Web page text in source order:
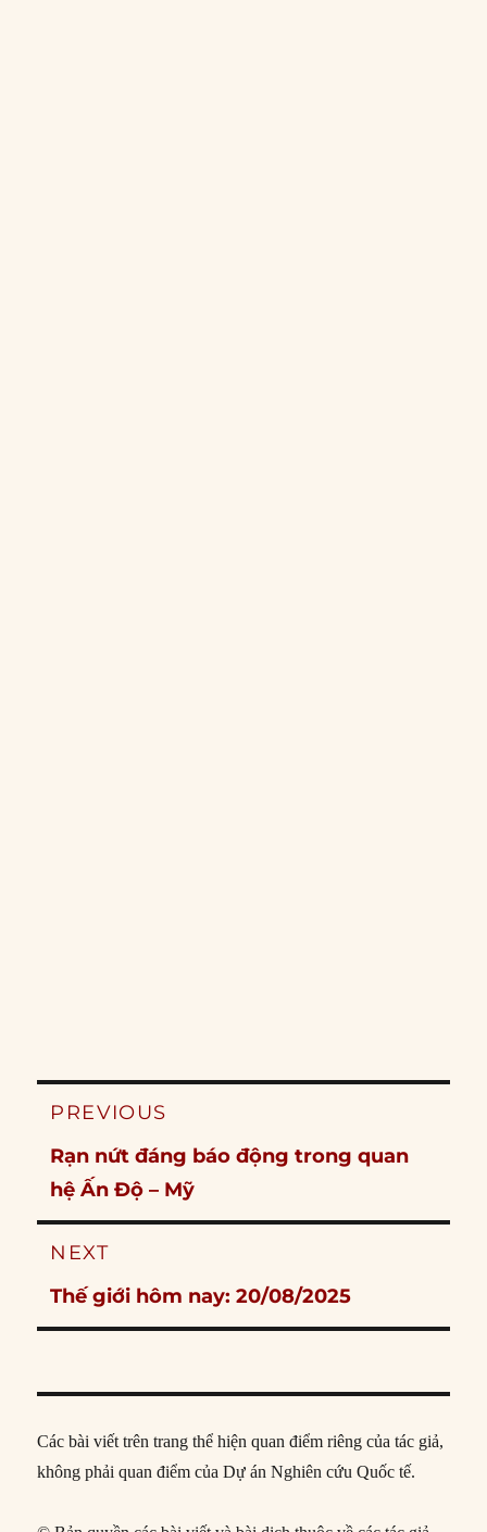
Post
PREVIOUS
Previous
post:
Rạn nứt đáng báo động trong quan
hệ Ấn Độ – Mỹ
NEXT
Next
post:
Thế giới hôm nay: 20/08/2025
Các bài viết trên trang thể hiện quan điểm riêng của tác giả,
không phải quan điểm của Dự án Nghiên cứu Quốc tế.